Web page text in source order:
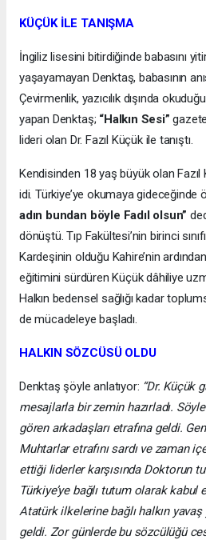
KÜÇÜK İLE TANIŞMA
İngiliz lisesini bitirdiğinde babasını
yaşayamayan Denktaş, babasının
Çevirmenlik, yazıcılık dışında
yapan Denktaş; “Halkın Sesi”
lideri olan Dr. Fazıl Küçük ile tanıştı.
Kendisinden 18 yaş büyük olan Fazıl
idi. Türkiye’ye okumaya gideceğinde
adın bundan böyle Fadıl olsun”
dönüştü. Tıp Fakültesi’nin birinci
Kardeşinin olduğu Kahire’nin
eğitimini sürdüren Küçük dâhiliye
Halkın bedensel sağlığı kadar
de mücadeleye başladı.
HALKIN SÖZCÜSÜ OLDU
Denktaş şöyle anlatıyor: “Dr. Küçük
mesajlarla bir zemin hazırladı.
gören arkadaşları etrafına geldi.
Muhtarlar etrafını sardı ve zaman
ettiği liderler karşısında Doktorun
Türkiye’ye bağlı tutum olarak kabul
Atatürk ilkelerine bağlı halkın
geldi. Zor günlerde bu sözcülüğü